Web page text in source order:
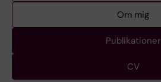
Om mig
Publikationer
CV